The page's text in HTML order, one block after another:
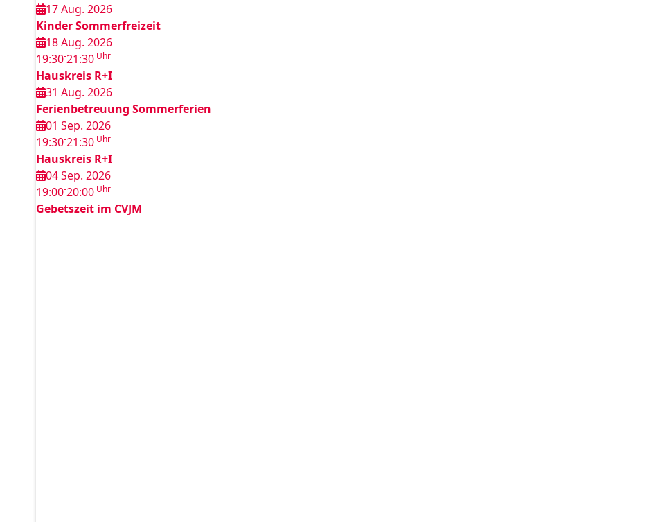
17 Aug. 2026
Kinder Sommerfreizeit
18 Aug. 2026
19:30-21:30 Uhr
Hauskreis R+I
31 Aug. 2026
Ferienbetreuung Sommerferien
01 Sep. 2026
19:30-21:30 Uhr
Hauskreis R+I
04 Sep. 2026
19:00-20:00 Uhr
Gebetszeit im CVJM